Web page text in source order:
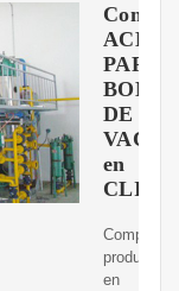
PARA
DE
VACIO
en
Compra
productos
en